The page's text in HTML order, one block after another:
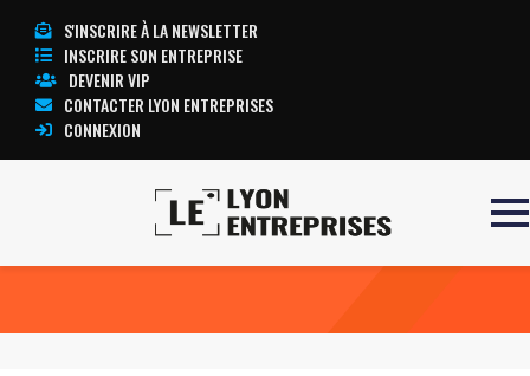
S'INSCRIRE À LA NEWSLETTER
INSCRIRE SON ENTREPRISE
DEVENIR VIP
CONTACTER LYON ENTREPRISES
CONNEXION